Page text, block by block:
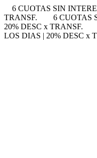
6 CUOTAS SIN
TRANSF.
6 CUOTAS
20% DESC x TRANSF.
LOS DIAS | 20% DESC x